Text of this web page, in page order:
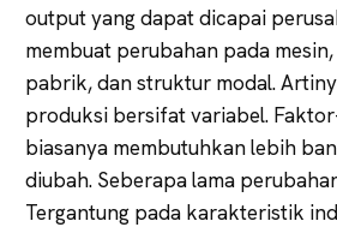
output yang dapat dicapai
membuat perubahan pada
pabrik, dan struktur modal.
produksi bersifat variabel.
biasanya membutuhkan lebih
diubah. Seberapa lama
Tergantung pada karakteristik